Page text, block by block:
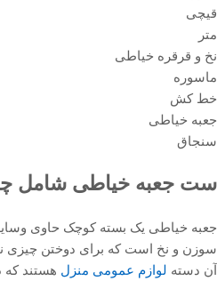
قیچی
متر
نخ و قرقره خیاطی
ماسوره
خط کش
جعبه خیاطی
سنجاق
ست جعبه خیاطی شامل
جعبه خیاطی یک بسته کوچک حاوی
سوزن و نخ است که برای دوختن چیزی
آن دسته لوازم عمومی منزل هستند که